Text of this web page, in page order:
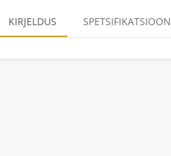
KIRJELDUS SPETSIFIKATSIOON